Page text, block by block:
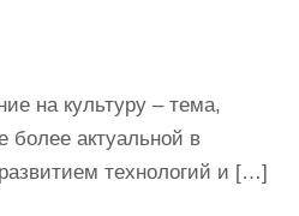
на культуру – тема,
более актуальной в
технологий и […]